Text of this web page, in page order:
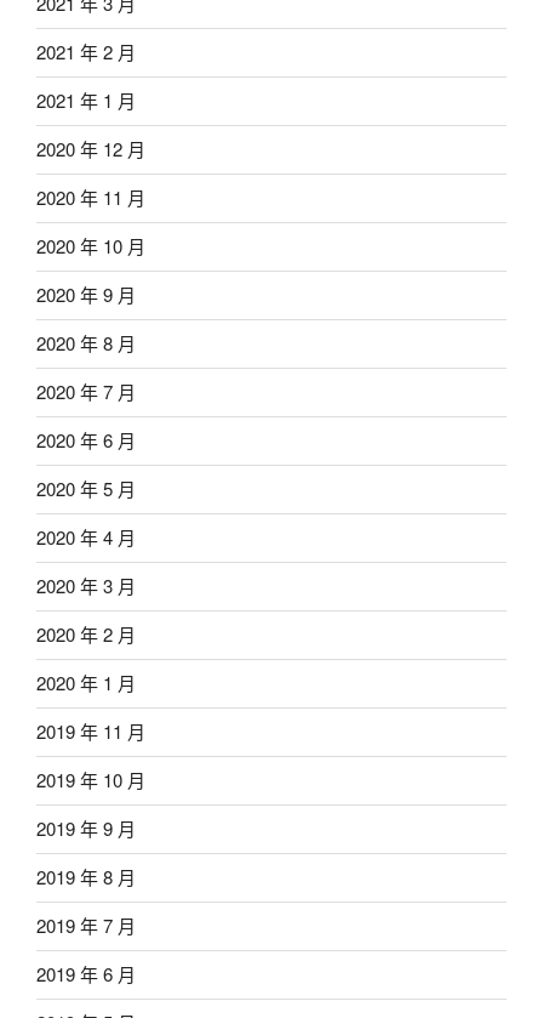
2021 年 2 月
2021 年 1 月
2020 年 12 月
2020 年 11 月
2020 年 10 月
2020 年 9 月
2020 年 8 月
2020 年 7 月
2020 年 6 月
2020 年 5 月
2020 年 4 月
2020 年 3 月
2020 年 2 月
2020 年 1 月
2019 年 11 月
2019 年 10 月
2019 年 9 月
2019 年 8 月
2019 年 7 月
2019 年 6 月